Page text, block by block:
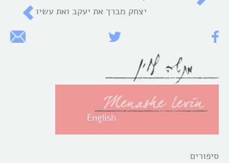
יצחק מברך את יעקב ואת עשיו
English
סיפורים